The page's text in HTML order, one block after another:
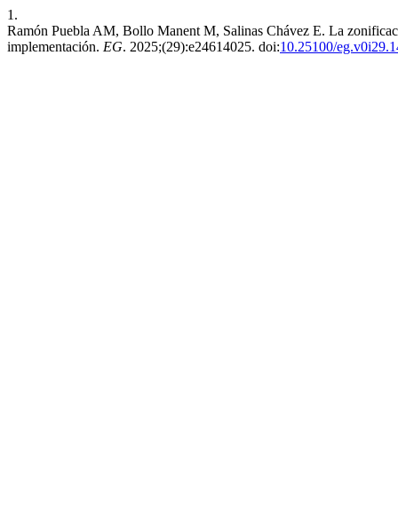
1.
Ramón Puebla AM, Bollo Manent M, Salinas Chávez E. La
implementación. EG. 2025;(29):e24614025. doi:10.25100/